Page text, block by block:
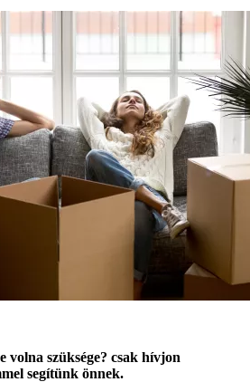
volna szüksége? csak hívjon
segítünk önnek.